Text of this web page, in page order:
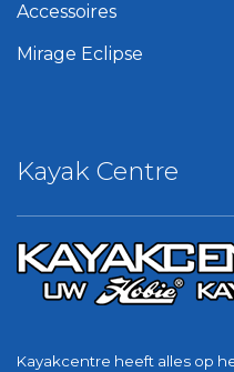
Kayak Centre
Kayakcentre heeft alles op
Accessoires
Mirage Eclipse